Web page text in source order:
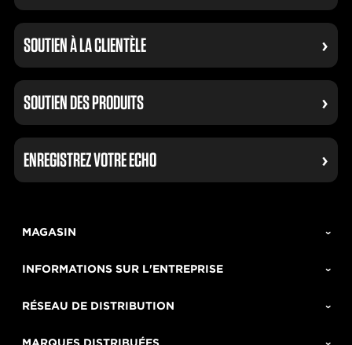
SOUTIEN À LA CLIENTÈLE
SOUTIEN DES PRODUITS
ENREGISTREZ VOTRE ECHO
MAGASIN
INFORMATIONS SUR L'ENTREPRISE
RÉSEAU DE DISTRIBUTION